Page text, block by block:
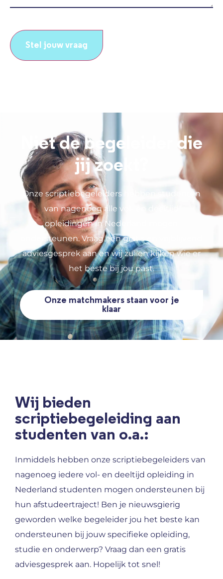
Niet de begeleider die
jij zoekt?
Onze scriptiebegeleiders hebben studenten
van nagenoeg alle vol- en deeltijd
opleidingen in Nederland mogen
ondersteunen. Vraag een gratis en vrijblijvend
adviesgesprek aan en wij zullen kijken wie er
het beste bij jou past.
Onze matchmakers staan voor je
klaar
Wij bieden
scriptiebegeleiding aan
studenten van o.a.:
Inmiddels hebben onze scriptiebegeleiders van
nagenoeg iedere vol- en deeltijd opleiding in
Nederland studenten mogen ondersteunen bij
hun afstudeertraject! Ben je nieuwsgierig
geworden welke begeleider jou het beste kan
ondersteunen bij jouw specifieke opleiding,
studie en onderwerp? Vraag dan een gratis
adviesgesprek aan. Hopelijk tot snel!